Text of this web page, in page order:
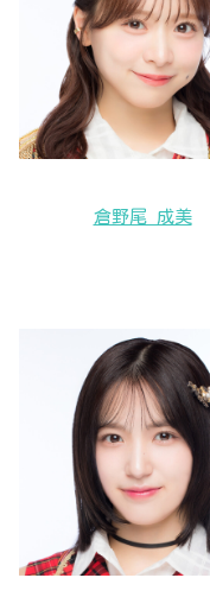
倉野尾 成美